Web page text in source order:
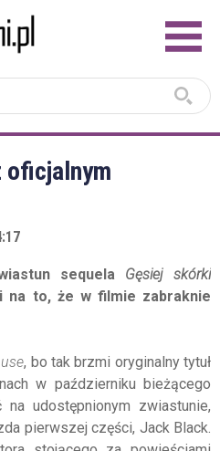
oficjalnym
sequela Gęsiej skórki
na to, że w filmie zabraknie
, bo tak brzmi oryginalny tytuł
w październiku bieżącego
udostępnionym zwiastunie,
pierwszej części, Jack Black.